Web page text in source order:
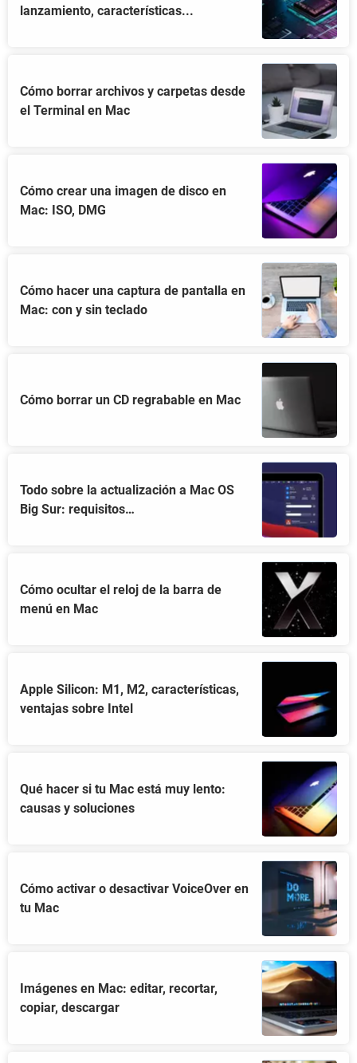
lanzamiento, características...
Cómo borrar archivos y carpetas desde
el Terminal en Mac
Cómo crear una imagen de disco en
Mac: ISO, DMG
Cómo hacer una captura de pantalla en
Mac: con y sin teclado
Cómo borrar un CD regrabable en Mac
Todo sobre la actualización a Mac OS
Big Sur: requisitos…
Cómo ocultar el reloj de la barra de
menú en Mac
Apple Silicon: M1, M2, características,
ventajas sobre Intel
Qué hacer si tu Mac está muy lento:
causas y soluciones
Cómo activar o desactivar VoiceOver en
tu Mac
Imágenes en Mac: editar, recortar,
copiar, descargar